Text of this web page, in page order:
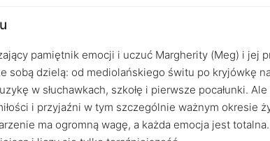
pamiętnik emocji i uczuć Margherity (Meg) i jej
sobą dzielą: od mediolańskiego świtu po kryjówkę
w słuchawkach, szkołę i pierwsze pocałunki.
i przyjaźni w tym szczególnie ważnym okresie
ma ogromną wagę, a każda emocja jest